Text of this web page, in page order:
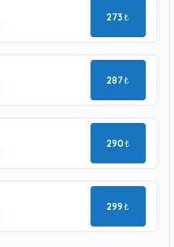
273₺
287₺
290₺
299₺